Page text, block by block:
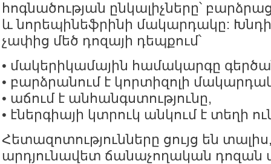
հոգնածության ընկալիչները՝
և նորեպինեֆրինի մակարդակը:
չափից մեծ դոզայի դեպքում՝
• մակերիկամային համակարգը
• բարձրանում է կորտիզոլի
• աճում է անհանգստությունը,
• էներգիայի կտրուկ անկում է տեղի
Հետազոտությունները ցույց են
արդյունավետ ճանաչողական դոզան